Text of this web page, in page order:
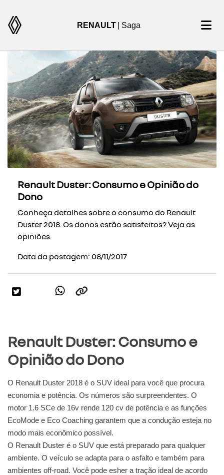
RENAULT | Saga
Renault Duster: Consumo e Opinião do
Dono
Conheça detalhes sobre o consumo do Renault
Duster 2018. Os donos estão satisfeitos? Veja as
opiniões.
Data da postagem: 08/11/2017
Renault Duster: Consumo e
Opinião do Dono
O Renault Duster 2018 é o SUV ideal para você que procura
economia e potência. Os números são surpreendentes. O
motor 1.6 SCe de 16v rende 120 cv de potência e as funções
EcoMode e Eco Coaching garantem que a condução esteja no
modo mais econômico possível.
O Renault Duster é o SUV que está preparado para qualquer
ambiente. O veículo se adapta para o asfalto e também para
ambientes off-road. Você pode esher a tração ideal de acordo